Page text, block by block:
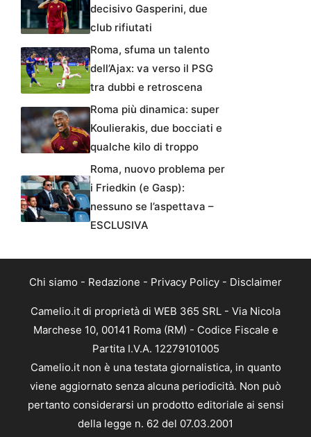
decisivo Gasperini, due
club rifiutati
Roma, sfuma un talento
dell’Ajax: va verso il PSG
tra dubbi e retroscena
Roma più dinamica: super
Koulierakis, due bocciati e
qualche kilo di troppo
Roma, nuovo problema per
i Friedkin (e Gasp):
nessuno se l’aspettava –
ESCLUSIVA
Chi siamo - Redazione - Privacy Policy - Disclaimer
Camelio.it di proprietà di WEB 365 SRL - Via Nicola
Marchese 10, 00141 Roma (RM) - Codice Fiscale e
Partita I.V.A. 12279101005
Camelio.it non è una testata giornalistica, in quanto
viene aggiornato senza alcuna periodicità. Non può
pertanto considerarsi un prodotto editoriale ai sensi
della legge n. 62 del 07.03.2001